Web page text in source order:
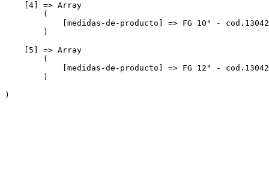
    [4] => Array
        (
[medidas-de-producto] => FG 10" -
        )
    [5] => Array
        (
[medidas-de-producto] => FG 12" -
        )